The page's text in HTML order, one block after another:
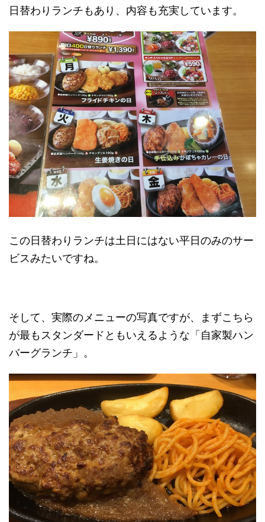
日替わりランチもあり、内容も充実しています。
この日替わりランチは土日にはない平日のみのサー
ビスみたいですね。
そして、実際のメニューの写真ですが、まずこちら
が最もスタンダードともいえるような「自家製ハン
バーグランチ」。